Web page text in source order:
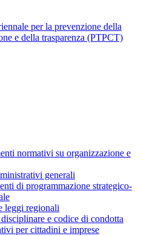
per la prevenzione della
e della trasparenza (PTPCT)
normativi su organizzazione e
generali
di programmazione strategico-
leggi regionali
e codice di condotta
per cittadini e imprese